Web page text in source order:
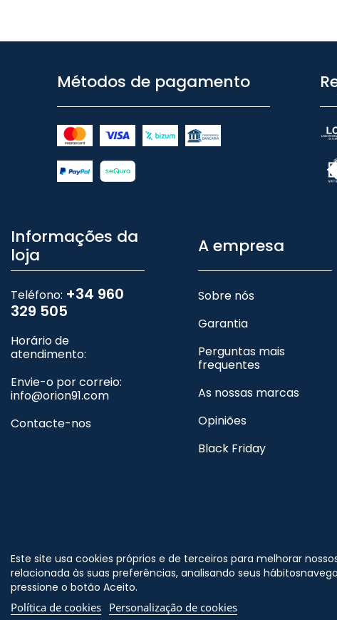
Métodos de pagamento
Informações da
loja
Teléfono: +34 960
329 505
Horário de
atendimento:
Envie-o por correio:
info@orion91.com
Contacte-nos
A empresa
Sobre nós
Garantia
Perguntas mais
frequentes
As nossas marcas
Opiniões
Black Friday
Este site usa cookies próprios e de terceiros para melhorar
relacionada às suas preferências, analisando seus
pressione o botão Aceito.
Política de cookies Personalização de cookies
Nos siga no
©